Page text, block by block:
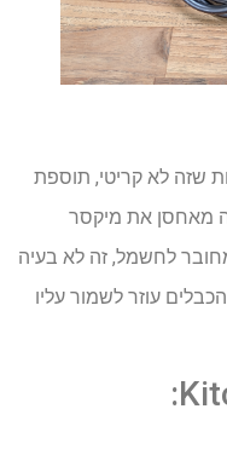
שזה לא קריטי, תוספת
מאחסן את מיקסר
לחשמל, זה לא בעיה
עוזר לשמור עליו
KitchenAid Artisan Pro: